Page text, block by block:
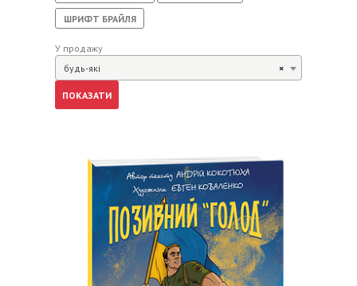
ШРИФТ БРАЙЛЯ
У продажу
×
будь-які